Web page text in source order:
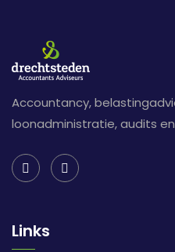
Accountancy,
loonadministratie, audits
Links